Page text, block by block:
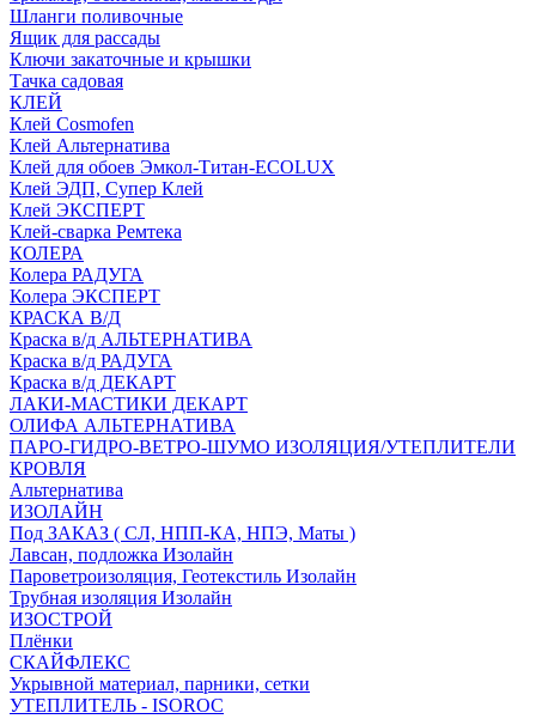
Шланги поливочные
Ящик для рассады
Ключи закаточные и крышки
Тачка садовая
КЛЕЙ
Клей Cosmofen
Клей Альтернатива
Клей для обоев Эмкол-Титан-ECOLUX
Клей ЭДП, Супер Клей
Клей ЭКСПЕРТ
Клей-сварка Ремтека
КОЛЕРА
Колера РАДУГА
Колера ЭКСПЕРТ
КРАСКА В/Д
Краска в/д АЛЬТЕРНАТИВА
Краска в/д РАДУГА
Краска в/д ДЕКАРТ
ЛАКИ-МАСТИКИ ДЕКАРТ
ОЛИФА АЛЬТЕРНАТИВА
ПАРО-ГИДРО-ВЕТРО-ШУМО ИЗОЛЯЦИЯ/УТЕПЛИТЕЛИ
КРОВЛЯ
Альтернатива
ИЗОЛАЙН
Под ЗАКАЗ ( СЛ, НПП-КА, НПЭ, Маты )
Лавсан, подложка Изолайн
Пароветроизоляция, Геотекстиль Изолайн
Трубная изоляция Изолайн
ИЗОСТРОЙ
Плёнки
СКАЙФЛЕКС
Укрывной материал, парники, сетки
УТЕПЛИТЕЛЬ - ISOROC